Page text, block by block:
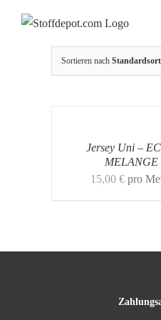
Sortieren nach
Jersey Uni –
MELANGE
15,00 € pro